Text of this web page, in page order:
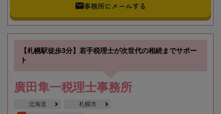
事務所にメールする
【札幌駅徒歩3分】若手税理士が次世代の相続までサポー
ト
廣田隼一税理士事務所
北海道 札幌市